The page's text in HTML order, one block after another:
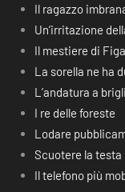
Il ragazzo
Un’irritazione
Il mestiere di
La sorella ne ha
L’andatura a
I re delle foreste
Lodare
Scuotere la testa
Il telefono più